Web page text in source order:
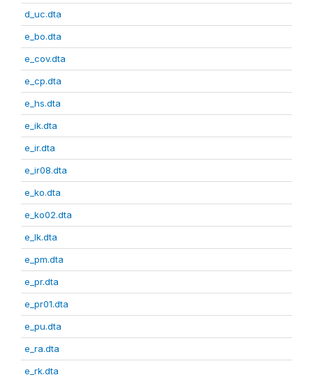
d_uc.dta
e_bo.dta
e_cov.dta
e_cp.dta
e_hs.dta
e_ik.dta
e_ir.dta
e_ir08.dta
e_ko.dta
e_ko02.dta
e_lk.dta
e_pm.dta
e_pr.dta
e_pr01.dta
e_pu.dta
e_ra.dta
e_rk.dta